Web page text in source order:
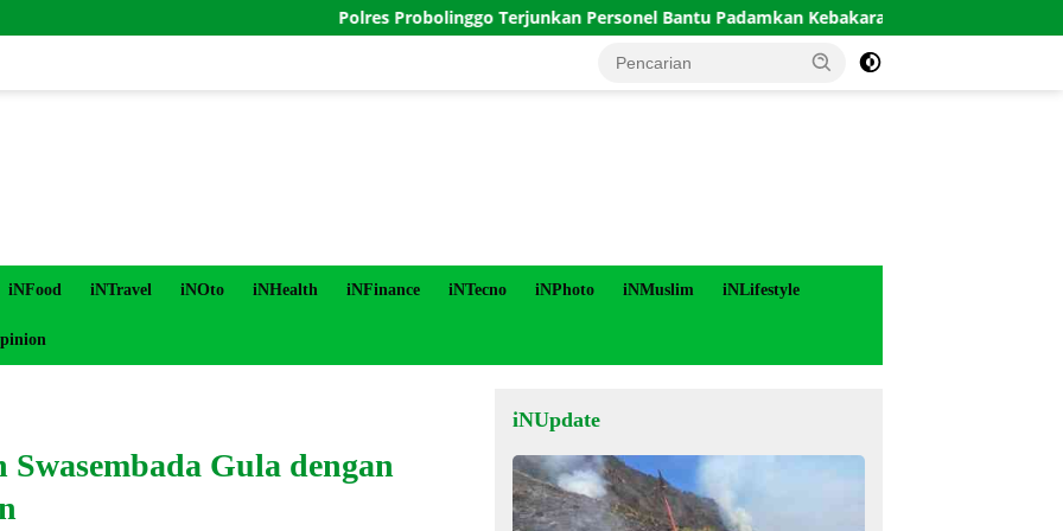
Polres Probolinggo Terjunkan Personel Bantu Padamkan Kebakaran Hutan di Gunung Bromo
iNFood iNTravel iNOto iNHealth iNFinance iNTecno iNPhoto iNMuslim iNLifestyle
Gula dengan
iNUpdate